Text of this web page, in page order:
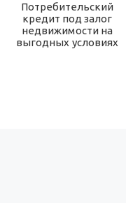
Потребительский
кредит под залог
недвижимости на
выгодных условиях